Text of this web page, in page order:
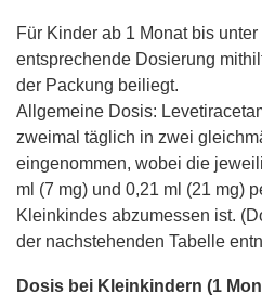
Für Kinder ab 1 Monat bis
entsprechende Dosierung
der Packung beiliegt.
Allgemeine Dosis:
zweimal täglich in zwei
eingenommen, wobei die
ml (7 mg) und 0,21 ml (21 mg)
Kleinkindes abzumessen ist.
der nachstehenden Tabelle
Dosis bei Kleinkindern (1